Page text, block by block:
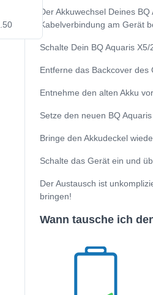
Der Akkuwechsel Deines
Kabelverbindung am Gerät
Schalte Dein BQ Aquaris
Entferne das Backcover des
Entnehme den alten Akku
Setze den neuen BQ
Bringe den Akkudeckel
Schalte das Gerät ein und
Der Austausch ist
bringen!
Wann tausche ich